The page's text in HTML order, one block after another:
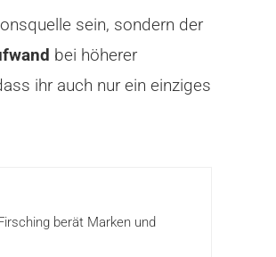
sein, sondern der
bei höherer
ihr auch nur ein einziges
berät Marken und